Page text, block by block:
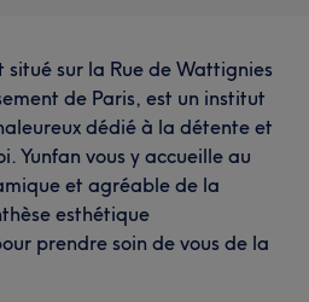
sur la Rue de Wattignies
de Paris, est un institut
dédié à la détente et
Yunfan vous y accueille au
et agréable de la
esthétique
prendre soin de vous de la